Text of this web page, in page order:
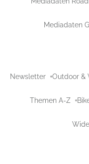
Mediadaten
Newsletter Outdoor &
Themen A-Z